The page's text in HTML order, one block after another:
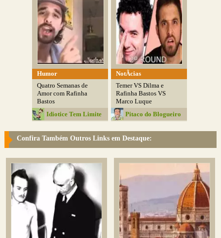
Humor
Quatro Semanas de
Amor com Rafinha
Bastos
Idiotice Tem Limite
NotÃ­cias
Temer VS Dilma e
Rafinha Bastos VS
Marco Luque
Pitaco do Blogueiro
Confira Também Outros Links em Destaque: